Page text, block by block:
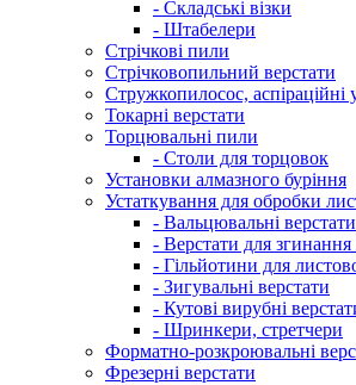
- Складські візки
- Штабелери
Стрічкові пили
Стрічковопильний верстати
Стружкопилосос, аспіраційні
Токарні верстати
Торцювальні пили
- Столи для торцовок
Установки алмазного буріння
Устаткування для обробки
- Вальцювальні верстати
- Верстати для
- Гільйотини для
- Зигувальні верстати
- Кутові вирубні
- Шринкери, стретчери
Форматно-розкроювальні
Фрезерні верстати